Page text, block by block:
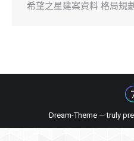
希望之星建案資料 格局規
Dream-Theme — truly